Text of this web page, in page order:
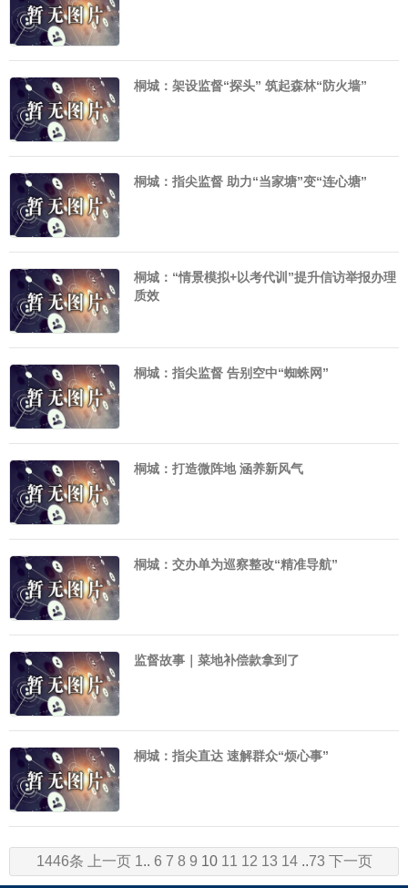
桐城：架设监督“探头” 筑起森林“防火墙”
桐城：指尖监督 助力“当家塘”变“连心塘”
桐城：“情景模拟+以考代训”提升信访举报办理
质效
桐城：指尖监督 告别空中“蜘蛛网”
桐城：打造微阵地 涵养新风气
桐城：交办单为巡察整改“精准导航”
监督故事｜菜地补偿款拿到了
桐城：指尖直达 速解群众“烦心事”
1446条 上一页 1.. 6 7 8 9 10 11 12 13 14..73 下一页